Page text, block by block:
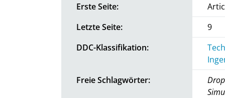
Erste Seite:
Letzte Seite:
9
DDC-Klassifikation:
Freie Schlagwörter: